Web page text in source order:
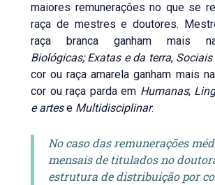
maiores remunerações no que se
raça de mestres e doutores.
raça branca ganham mais
Biológicas; Exatas e da terra,
cor ou raça amarela ganham mais na
cor ou raça parda em Humanas;
e artese Multidisciplinar.
No caso das remunerações
mensais de titulados no
estrutura de distribuição por